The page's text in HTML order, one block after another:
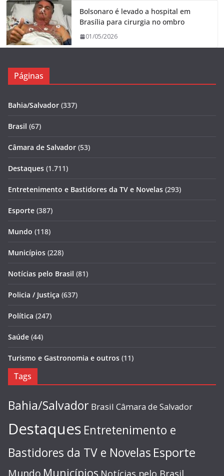
Bolsonaro é levado a hospital em
Brasília para cirurgia no ombro
01/05/2026
Páginas
Bahia/Salvador (337)
Brasil (67)
Câmara de Salvador (53)
Destaques (1.711)
Entretenimento e Bastidores da TV e Novelas (293)
Esporte (387)
Mundo (118)
Municípios (228)
Notícias pelo Brasil (81)
Policia / Justiça (637)
Política (247)
Saúde (44)
Turismo e Gastronomia e outros (11)
Tags
Bahia/Salvador Brasil Câmara de Salvador
Destaques Entretenimento e
Bastidores da TV e Novelas Esporte
Mundo Municípios Notícias pelo Brasil